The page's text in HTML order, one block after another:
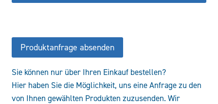
Menge
Produktanfrage absenden
Sie können nur über Ihren Einkauf bestellen?
Hier haben Sie die Möglichkeit, uns eine Anfrage zu den
von Ihnen gewählten Produkten zuzusenden. Wir